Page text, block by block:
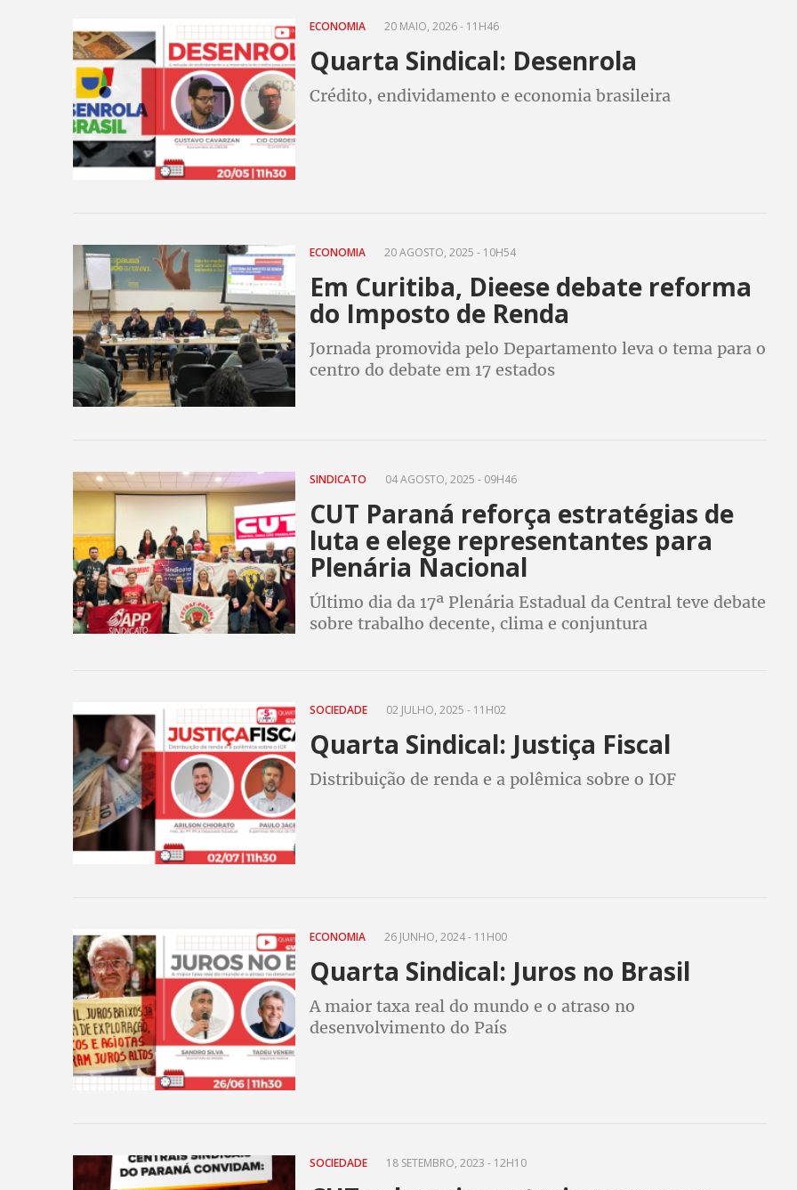
ECONOMIA 20 MAIO, 2026 - 11H46
Quarta Sindical: Desenrola
Crédito, endividamento e economia brasileira
ECONOMIA 20 AGOSTO, 2025 - 10H54
Em Curitiba, Dieese debate reforma
do Imposto de Renda
Jornada promovida pelo Departamento leva o tema para o
centro do debate em 17 estados
SINDICATO 04 AGOSTO, 2025 - 09H46
CUT Paraná reforça estratégias de
luta e elege representantes para
Plenária Nacional
Último dia da 17ª Plenária Estadual da Central teve debate
sobre trabalho decente, clima e conjuntura
SOCIEDADE 02 JULHO, 2025 - 11H02
Quarta Sindical: Justiça Fiscal
Distribuição de renda e a polêmica sobre o IOF
ECONOMIA 26 JUNHO, 2024 - 11H00
Quarta Sindical: Juros no Brasil
A maior taxa real do mundo e o atraso no
desenvolvimento do País
SOCIEDADE 18 SETEMBRO, 2023 - 12H10